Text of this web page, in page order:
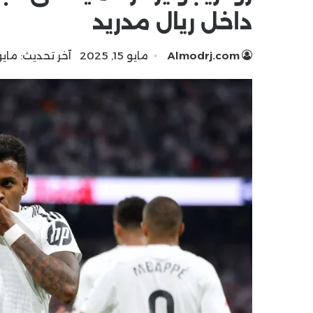
داخل ريال مدريد
Almodrj.com مايو 15, 2025 آخر تحديث: مايو 15,